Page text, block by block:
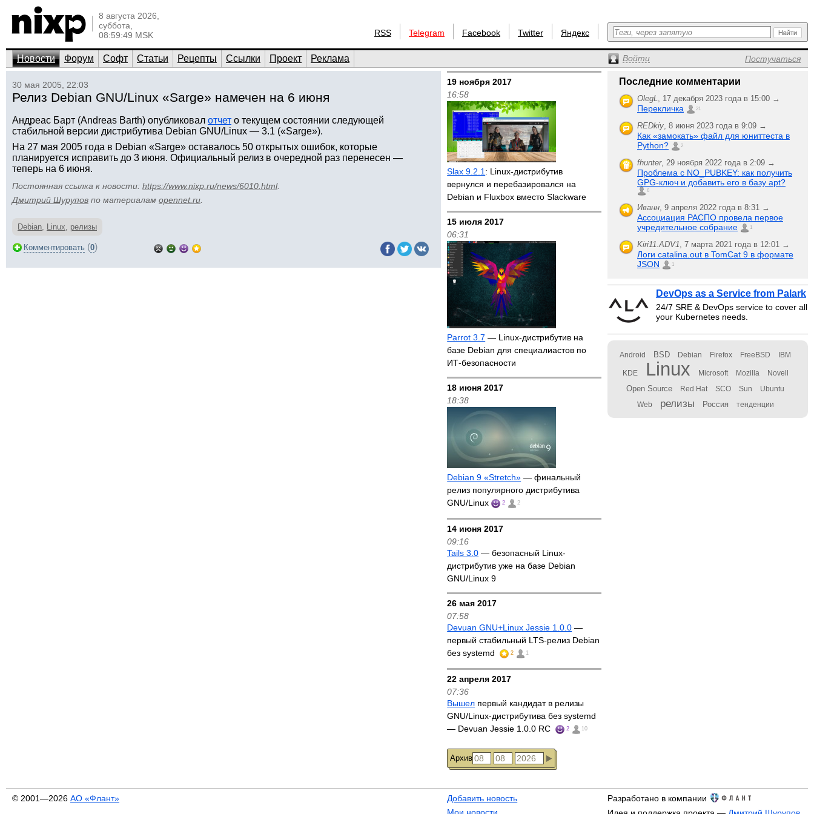
8 августа 2026,
суббота,
08:59:49 MSK
RSS Telegram Facebook Twitter Яндекс
Новости Форум Софт Статьи Рецепты Ссылки Проект Реклама Войти Постучаться
30 мая 2005, 22:03
Релиз Debian GNU/Linux «Sarge» намечен на 6 июня
Андреас Барт (Andreas Barth) опубликовал отчет о текущем состоянии следующей
стабильной версии дистрибутива Debian GNU/Linux — 3.1 («Sarge»).
На 27 мая 2005 года в Debian «Sarge» оставалось 50 открытых ошибок, которые
планируется исправить до 3 июня. Официальный релиз в очередной раз перенесен —
теперь на 6 июня.
Постоянная ссылка к новости: https://www.nixp.ru/news/6010.html.
Дмитрий Шурупов по материалам opennet.ru
Debian, Linux, релизы
Комментировать (0)
19 ноября 2017
16:58
Slax 9.2.1 : Linux-дистрибутив
вернулся и перебазировался на
Debian и Fluxbox вместо Slackware
15 июля 2017
06:31
Parrot 3.7 — Linux-дистрибутив на
базе Debian для специалиастов по
ИТ-безопасности
18 июня 2017
18:38
Debian 9 «Stretch» — финальный
релиз популярного дистрибутива
GNU/Linux
2 2
14 июня 2017
09:16
Tails 3.0 — безопасный Linux-
дистрибутив уже на базе Debian
GNU/Linux 9
26 мая 2017
07:58
Devuan GNU+Linux Jessie 1.0.0 —
первый стабильный LTS-релиз Debian
без systemd
2 1
22 апреля 2017
07:36
Вышел первый кандидат в релизы
GNU/Linux-дистрибутива без systemd
— Devuan Jessie 1.0.0 RC
2 10
Архив
Последние комментарии
OlegL, 17 декабря 2023 года в 15:00 →
Перекличка 21
REDkiy, 8 июня 2023 года в 9:09 →
Как «замокать» файл для юниттеста в
Python?
2
fhunter, 29 ноября 2022 года в 2:09 →
Проблема с NO_PUBKEY: как получить
GPG-ключ и добавить его в базу apt?
6
Иванн, 9 апреля 2022 года в 8:31 →
Ассоциация РАСПО провела первое
учредительное собрание
1
Kiri11.ADV1, 7 марта 2021 года в 12:01 →
Логи catalina.out в TomCat 9 в формате
JSON
1
DevOps as a Service from Palark
24/7 SRE & DevOps service to cover all
your Kubernetes needs.
Android BSD Debian Firefox FreeBSD IBM
KDE Linux Microsoft Mozilla Novell
Open Source Red Hat SCO Sun Ubuntu
Web релизы Россия тенденции
© 2001—2026 АО «Флант»
Добавить новость
Разработано в компании